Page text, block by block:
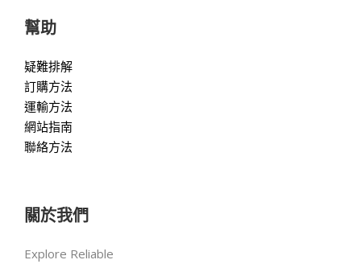
幫助
疑難排解
訂購方法
運輸方法
網站指南
聯絡方法
關於我們
Explore Reliable